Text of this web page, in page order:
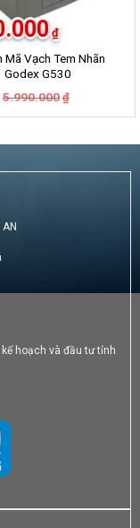
Mã Vạch Tem Nhãn
Godex G530
5.990.000 ₫
là:
₫
tại
5.490.000₫.
AN
hoạch và đầu tư tỉnh